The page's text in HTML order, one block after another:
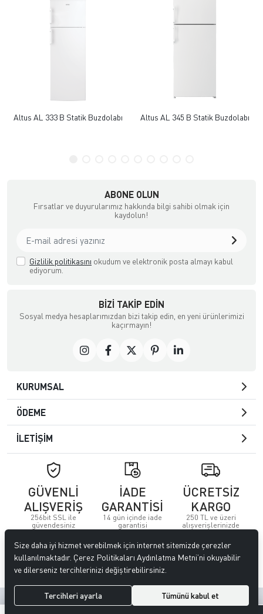
Altus AL 333 B Statik Buzdolabı Altus AL 345 B Statik Buzdolabı
ABONE OLUN
Fırsatlar ve duyurularımız hakkında bilgi sahibi olmak için
kaydolun!
Gizlilik politikasını okudum ve elektronik posta almayı kabul
ediyorum.
BIZI TAKIP EDIN
Sosyal medya hesaplarımızdan bizi takip edin, en yeni ürünlerimizi
kaçırmayın!
KURUMSAL
ÖDEME
İLETİŞİM
GÜVENLİ
ALIŞVERİŞ
256bit SSL ile
güvendesiniz
İADE
GARANTİSİ
14 gün içinde iade
garantisi
ÜCRETSİZ
KARGO
250 TL ve üzeri
alışverişlerinizde
© 2023Özkervan AVM. Tüm hakları saklıdır.
Site tasarımı tarafımızdan yapılmıştır.
Size daha iyi hizmet verebilmek için internet sitemizde çerezler
kullanılmaktadır. Çerez Politikaları Aydınlatma Metni’ni okuyabilir
ve dilerseniz tercihlerinizi değiştirebilirsiniz.
Tercihleri ayarla Tümünü kabul et